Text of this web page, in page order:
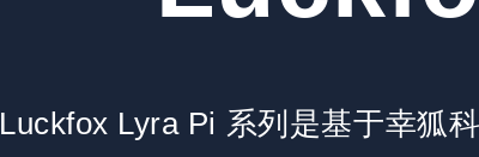
Luckfox Lyra Pi 系列是基于幸狐